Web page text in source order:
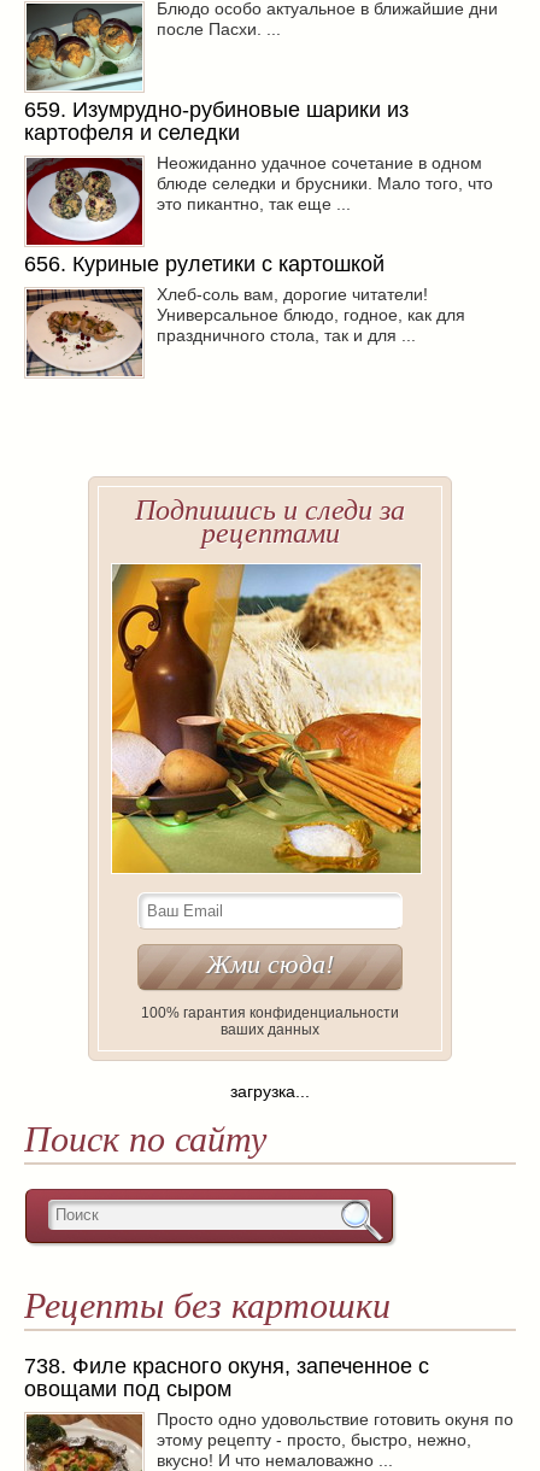
Блюдо особо актуальное в ближайшие дни
после Пасхи. ...
659. Изумрудно-рубиновые шарики из
картофеля и селедки
Неожиданно удачное сочетание в одном
блюде селедки и брусники. Мало того, что
это пикантно, так еще ...
656. Куриные рулетики с картошкой
Хлеб-соль вам, дорогие читатели!
Универсальное блюдо, годное, как для
праздничного стола, так и для ...
Подпишись и следи за
рецептами
100% гарантия конфиденциальности
ваших данных
загрузка...
Поиск по сайту
Рецепты без картошки
738. Филе красного окуня, запеченное с
овощами под сыром
Просто одно удовольствие готовить окуня по
этому рецепту - просто, быстро, нежно,
вкусно! И что немаловажно ...